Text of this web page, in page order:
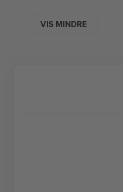
VIS MINDRE